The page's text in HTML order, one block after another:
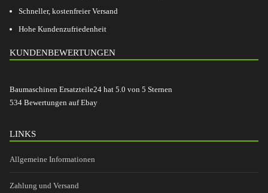
Schneller, kostenfreier Versand
Hohe Kundenzufriedenheit
KUNDENBEWERTUNGEN
Baumaschinen Ersatzteile24 hat 5.0 von 5 Sternen
534 Bewertungen auf Ebay
LINKS
Allgemeine Informationen
Zahlung und Versand